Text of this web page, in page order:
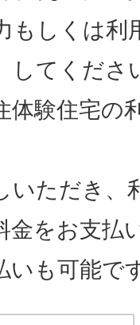
もしくは利
してくださ
体験住宅の
いただき、
金をお支払
いも可能で